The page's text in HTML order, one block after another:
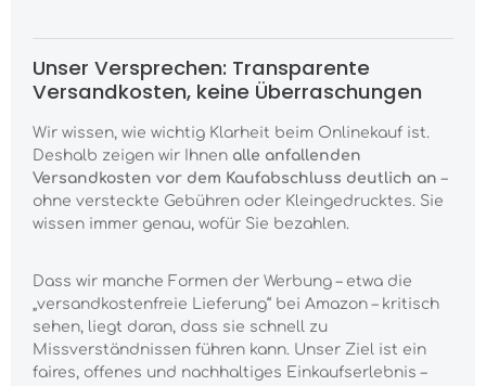
Unser Versprechen: Transparente
Versandkosten, keine Überraschungen
Wir wissen, wie wichtig Klarheit beim Onlinekauf ist.
Deshalb zeigen wir Ihnen alle anfallenden
Versandkosten vor dem Kaufabschluss deutlich an –
ohne versteckte Gebühren oder Kleingedrucktes. Sie
wissen immer genau, wofür Sie bezahlen.
Dass wir manche Formen der Werbung – etwa die
„versandkostenfreie Lieferung“ bei Amazon – kritisch
sehen, liegt daran, dass sie schnell zu
Missverständnissen führen kann. Unser Ziel ist ein
faires, offenes und nachhaltiges Einkaufserlebnis –